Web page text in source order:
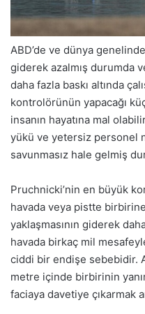
ABD’de ve dünya
giderek azalmış durumda
daha fazla baskı altında
kontrolörünün yapacağı
insanın hayatına mal
yükü ve yetersiz personel
savunmasız hale gelmiş
Pruchnicki’nin en büyük
havada veya pistte
yaklaşmasının giderek
havada birkaç mil
ciddi bir endişe sebebidir.
metre içinde birbirinin
faciaya davetiye çıkarmak